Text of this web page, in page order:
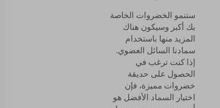
ستنمو الخضروات الخاصة
بك أكبر وسيكون هناك
المزيد منها باستخدام
سمادنا السائل العضوي.
إذا كنت ترغب في
الحصول على حديقة
خضروات مميزة، فإن
اختيار السماد الأفضل هو